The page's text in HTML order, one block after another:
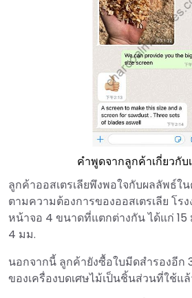
คำพูดจากลูกค้าเกี่ยวกับ
ลูกค้าออสเตรเลียพึงพอใจกับผลลัพธ์ใ
ตามความต้องการของออสเตรเลีย โร
หน้าจอ 4 ขนาดที่แตกต่างกัน ได้แก่ 15
4 มม.
นอกจากนี้ ลูกค้ายังซื้อใบมีดสำรองอีก
ของเครื่องบดเศษไม้เป็นชิ้นส่วนที่ใช้แ